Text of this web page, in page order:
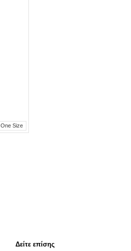
One Size
Δείτε επίσης